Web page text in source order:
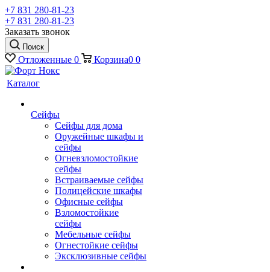
+7 831 280-81-23
+7 831 280-81-23
Заказать звонок
Поиск
Отложенные 0 Корзина0 0
Каталог
Сейфы
Сейфы для дома
Оружейные шкафы и
сейфы
Огневзломостойкие
сейфы
Встраиваемые сейфы
Полицейские шкафы
Офисные сейфы
Взломостойкие
сейфы
Мебельные сейфы
Огнестойкие сейфы
Эксклюзивные сейфы